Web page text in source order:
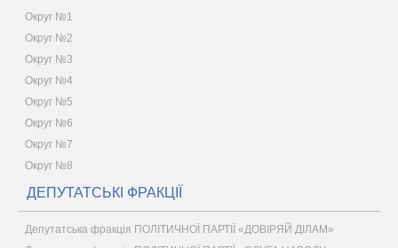
Округ №1
Округ №2
Округ №3
Округ №4
Округ №5
Округ №6
Округ №7
Округ №8
ДЕПУТАТСЬКІ ФРАКЦІЇ
Депутатська фракція ПОЛІТИЧНОЇ ПАРТІЇ «ДОВІРЯЙ ДІЛАМ»